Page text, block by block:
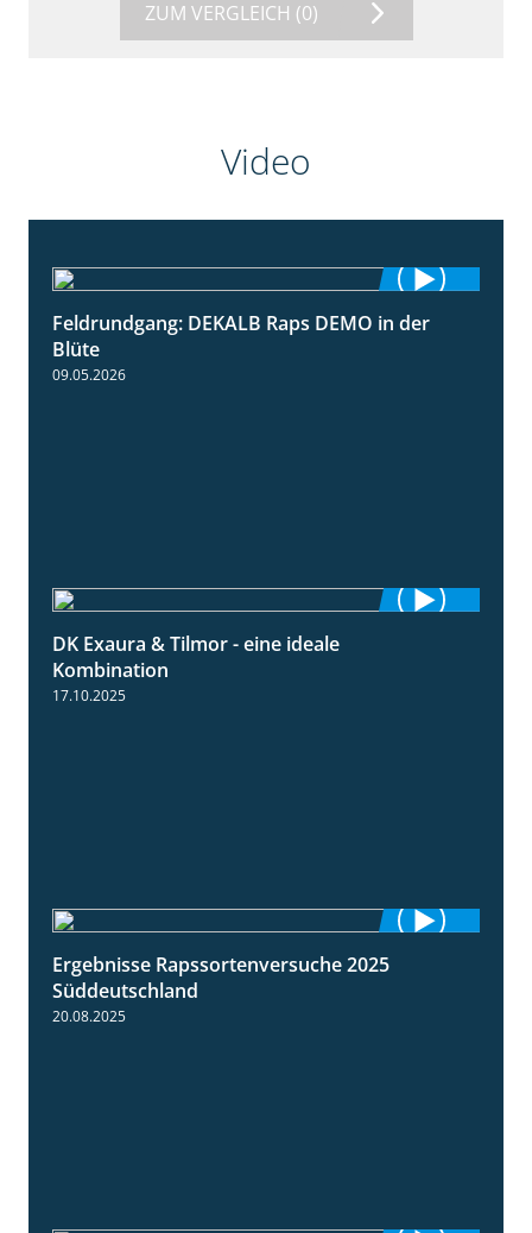
ZUM VERGLEICH (0)
Video
2:37
Feldrundgang: DEKALB Raps DEMO in der
Blüte
09.05.2026
DK Exaura & Tilmor - eine ideale
Kombination
17.10.2025
Ergebnisse Rapssortenversuche 2025
Süddeutschland
20.08.2025